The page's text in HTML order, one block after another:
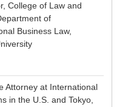
College of Law and
of
Business Law,
Attorney at International
in the U.S. and Tokyo,